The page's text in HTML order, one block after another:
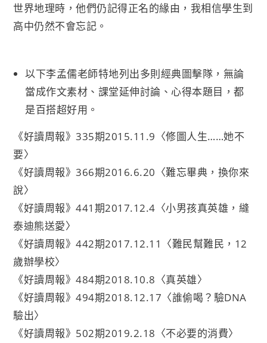
世界地理時，他們仍記得正名的緣由，我相信學生到
高中仍然不會忘記。
以下李孟儒老師特地列出多則經典圖擊隊，無論
當成作文素材、課堂延伸討論、心得本題目，都
是百搭超好用。
《好讀周報》335期2015.11.9〈修圖人生……她不
要〉
《好讀周報》366期2016.6.20〈難忘畢典，換你來
說〉
《好讀周報》441期2017.12.4〈小男孩真英雄，縫
泰迪熊送愛〉
《好讀周報》442期2017.12.11〈難民幫難民，12
歲辦學校〉
《好讀周報》484期2018.10.8〈真英雄〉
《好讀周報》494期2018.12.17〈誰偷喝？驗DNA
驗出〉
《好讀周報》502期2019.2.18〈不必要的消費〉